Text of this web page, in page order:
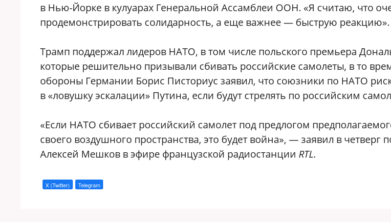
в Нью-Йорке в кулуарах Генеральной Ассамблеи ООН. «Я считаю, что
продемонстрировать солидарность, а еще важнее — быструю реакцию».
Трамп поддержал лидеров НАТО, в том числе польского премьера
которые решительно призывали сбивать российские самолеты, в то
обороны Германии Борис Писториус заявил, что союзники по НАТО
в «ловушку эскалации» Путина, если будут стрелять по российским
«Если НАТО сбивает российский самолет под предлогом
своего воздушного пространства, это будет война», — заявил в четверг
Алексей Мешков в эфире французской радиостанции RTL.
X (Twitter) Telegram